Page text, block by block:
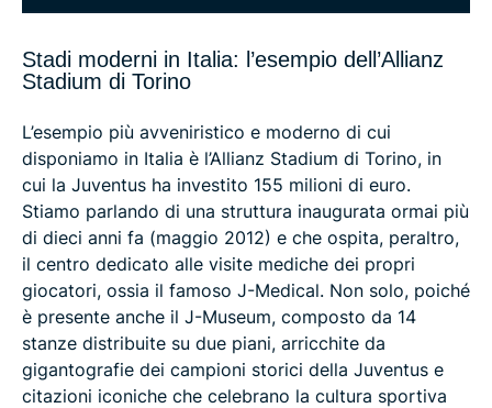
Stadi moderni in Italia: l’esempio dell’Allianz
Stadium di Torino
L’esempio più avveniristico e moderno di cui
disponiamo in Italia è l’Allianz Stadium di Torino, in
cui la Juventus ha investito 155 milioni di euro.
Stiamo parlando di una struttura inaugurata ormai più
di dieci anni fa (maggio 2012) e che ospita, peraltro,
il centro dedicato alle visite mediche dei propri
giocatori, ossia il famoso J-Medical. Non solo, poiché
è presente anche il J-Museum, composto da 14
stanze distribuite su due piani, arricchite da
gigantografie dei campioni storici della Juventus e
citazioni iconiche che celebrano la cultura sportiva